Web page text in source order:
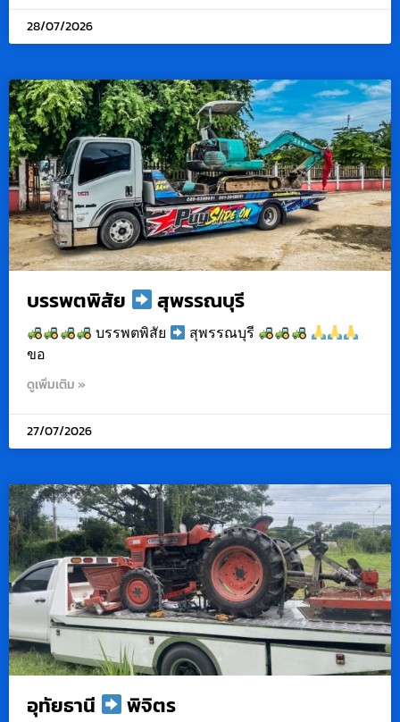
28/07/2026
บรรพตพิสัย สุพรรณบุรี
บรรพตพิสัย
สุพรรณบุรี
ขอ
ดูเพิ่มเติม »
27/07/2026
อุทัยธานี พิจิตร